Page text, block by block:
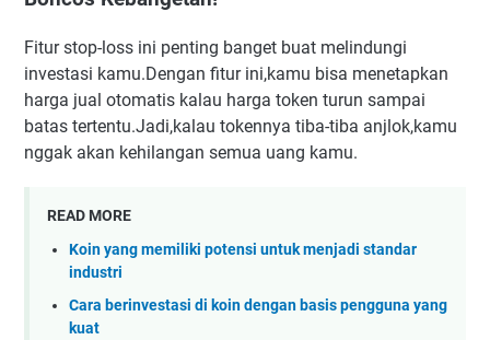
Fitur stop-loss ini penting banget buat melindungi
investasi kamu.Dengan fitur ini,kamu bisa menetapkan
harga jual otomatis kalau harga token turun sampai
batas tertentu.Jadi,kalau tokennya tiba-tiba anjlok,kamu
nggak akan kehilangan semua uang kamu.
READ MORE
Koin yang memiliki potensi untuk menjadi standar
industri
Cara berinvestasi di koin dengan basis pengguna yang
kuat